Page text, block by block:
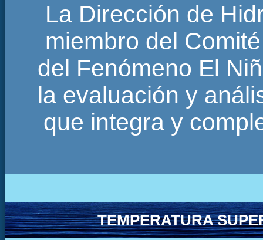
La Dirección de
miembro del
del Fenómeno El
la evaluación y
que integra y
TEMPERATURA